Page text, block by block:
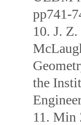
pp741-
10. J.
the
11. Min